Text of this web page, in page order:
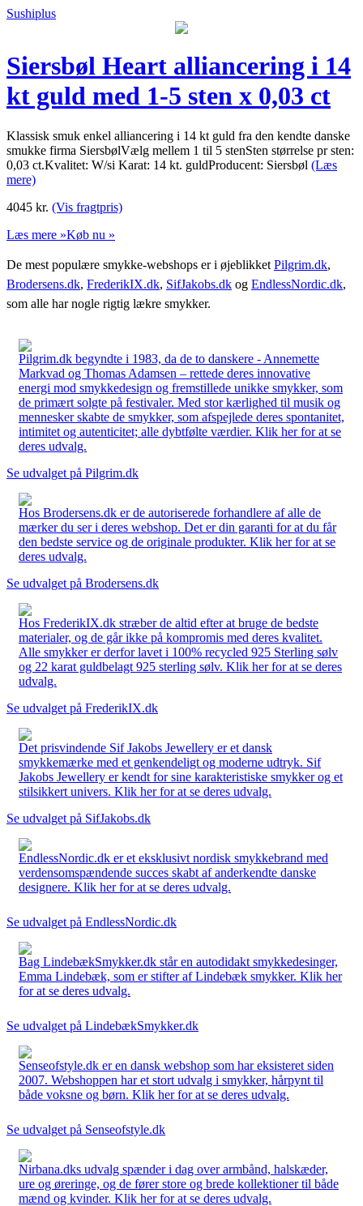
Sushiplus
Siersbøl Heart alliancering i 14
kt guld med 1-5 sten x 0,03 ct
Klassisk smuk enkel alliancering i 14 kt guld fra den kendte danske
smukke firma SiersbølVælg mellem 1 til 5 stenSten størrelse pr sten:
0,03 ct.Kvalitet: W/si Karat: 14 kt. guldProducent: Siersbøl (Læs
mere)
4045 kr. (Vis fragtpris)
Læs mere »Køb nu »
De mest populære smykke-webshops er i øjeblikket Pilgrim.dk,
Brodersens.dk, FrederikIX.dk, SifJakobs.dk og EndlessNordic.dk,
som alle har nogle rigtig lækre smykker.
Pilgrim.dk begyndte i 1983, da de to danskere - Annemette
Markvad og Thomas Adamsen – rettede deres innovative
energi mod smykkedesign og fremstillede unikke smykker, som
de primært solgte på festivaler. Med stor kærlighed til musik og
mennesker skabte de smykker, som afspejlede deres spontanitet,
intimitet og autenticitet; alle dybtfølte værdier. Klik her for at se
deres udvalg.
Se udvalget på Pilgrim.dk
Hos Brodersens.dk er de autoriserede forhandlere af alle de
mærker du ser i deres webshop. Det er din garanti for at du får
den bedste service og de originale produkter. Klik her for at se
deres udvalg.
Se udvalget på Brodersens.dk
Hos FrederikIX.dk stræber de altid efter at bruge de bedste
materialer, og de går ikke på kompromis med deres kvalitet.
Alle smykker er derfor lavet i 100% recycled 925 Sterling sølv
og 22 karat guldbelagt 925 sterling sølv. Klik her for at se deres
udvalg.
Se udvalget på FrederikIX.dk
Det prisvindende Sif Jakobs Jewellery er et dansk
smykkemærke med et genkendeligt og moderne udtryk. Sif
Jakobs Jewellery er kendt for sine karakteristiske smykker og et
stilsikkert univers. Klik her for at se deres udvalg.
Se udvalget på SifJakobs.dk
EndlessNordic.dk er et eksklusivt nordisk smykkebrand med
verdensomspændende succes skabt af anderkendte danske
designere. Klik her for at se deres udvalg.
Se udvalget på EndlessNordic.dk
Bag LindebækSmykker.dk står en autodidakt smykkedesinger,
Emma Lindebæk, som er stifter af Lindebæk smykker. Klik her
for at se deres udvalg.
Se udvalget på LindebækSmykker.dk
Senseofstyle.dk er en dansk webshop som har eksisteret siden
2007. Webshoppen har et stort udvalg i smykker, hårpynt til
både voksne og børn. Klik her for at se deres udvalg.
Se udvalget på Senseofstyle.dk
Nirbana.dks udvalg spænder i dag over armbånd, halskæder,
ure og øreringe, og de fører store og brede kollektioner til både
mænd og kvinder. Klik her for at se deres udvalg.